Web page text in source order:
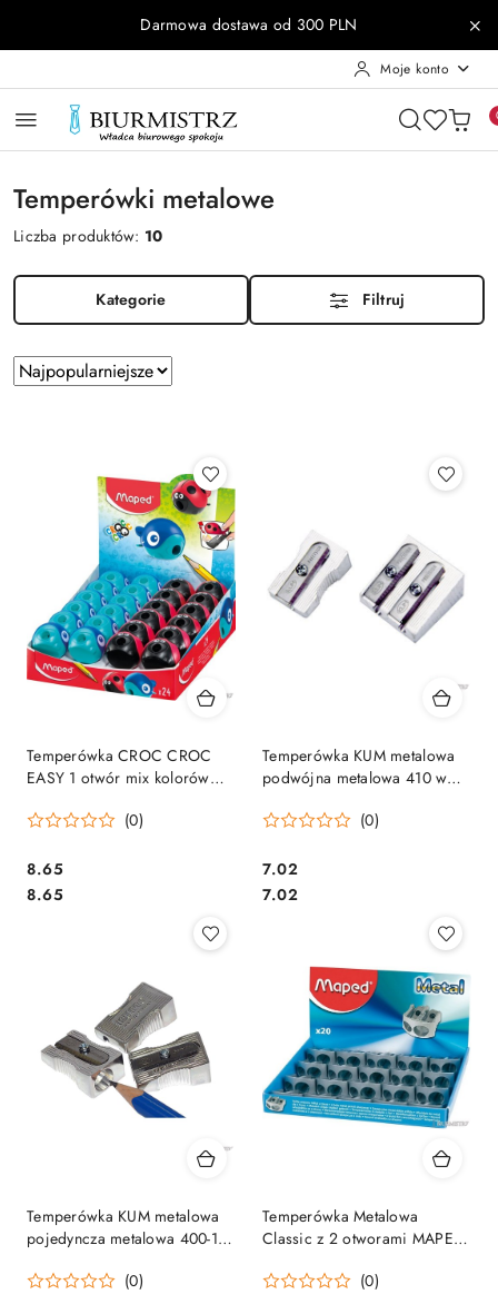
Przejdź do treści głównej
Przejdź do wyszukiwarki
Przejdź do moje konto
Przejdź do menu głównego
Przejdź do stopkiDarmowa dostawa od 300 PLN
Moje konto
Temperówki metalowe
Liczba produktów: 10
Kategorie Filtruj
Zastosowano
sortowanie:
Sortuj
według
Temperówka CROC CROC
EASY 1 otwór mix kolorów
(0)
Cena:
8.65
Cena:
8.65
Temperówka KUM metalowa
podwójna metalowa 410 w
(0)
Cena:
7.02
Cena:
7.02
Temperówka KUM metalowa
pojedyncza metalowa 400-1K
(0)
Temperówka Metalowa
Classic z 2 otworami MAPED
(0)